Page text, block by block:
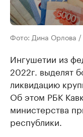
Фото: Дина Орлова /
Ингушетии из
2022г. выделят
ликвидацию
Об этом РБК
министерства
республики.